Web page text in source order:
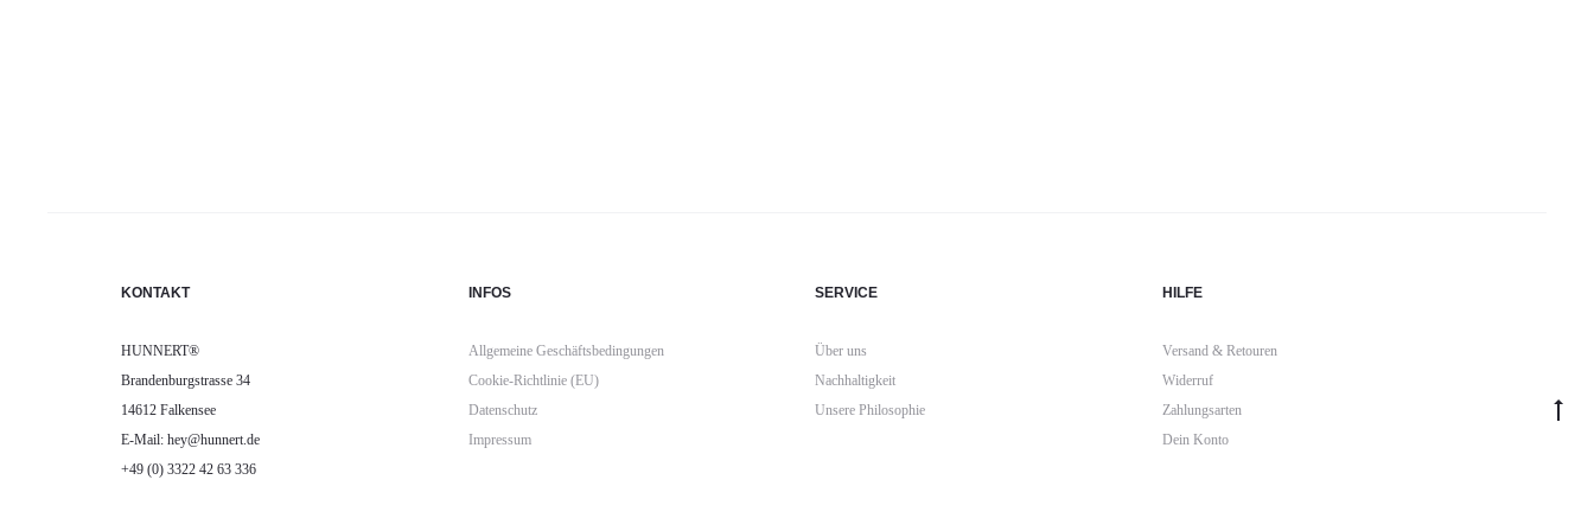
KONTAKT
HUNNERT®
Brandenburgstrasse 34
14612 Falkensee
E-Mail: hey@hunnert.de
+49 (0) 3322 42 63 336
INFOS
Allgemeine Geschäftsbedingungen
Cookie-Richtlinie (EU)
Datenschutz
Impressum
SERVICE
Über uns
Nachhaltigkeit
Unsere Philosophie
HILFE
Versand & Retouren
Widerruf
Zahlungsarten
Dein Konto